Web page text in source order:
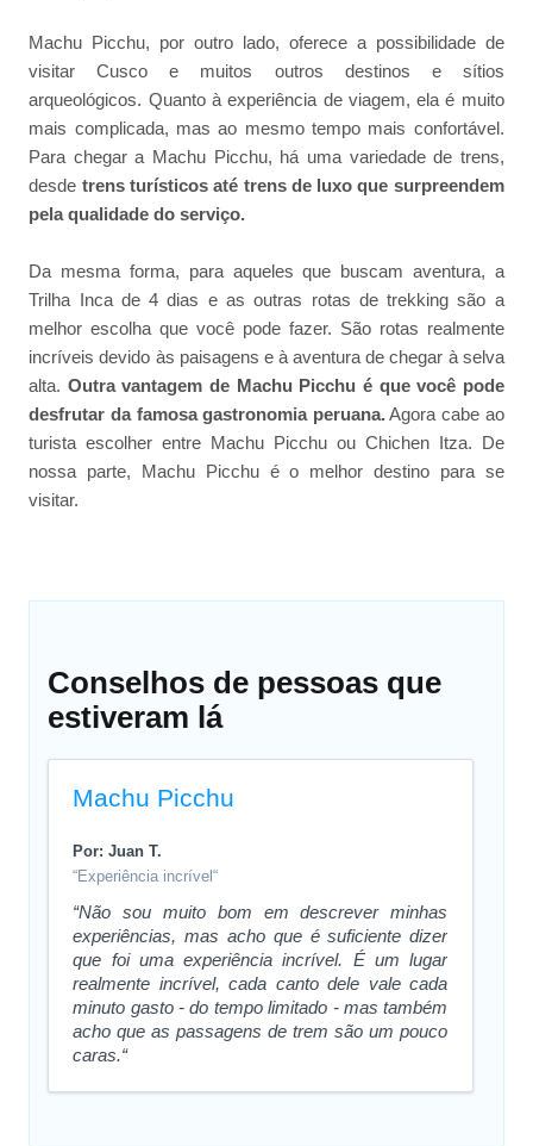
Machu Picchu, por outro lado, oferece a possibilidade de
visitar Cusco e muitos outros destinos e sítios
arqueológicos. Quanto à experiência de viagem, ela é muito
mais complicada, mas ao mesmo tempo mais confortável.
Para chegar a Machu Picchu, há uma variedade de trens,
desde trens turísticos até trens de luxo que surpreendem
pela qualidade do serviço.
Da mesma forma, para aqueles que buscam aventura, a
Trilha Inca de 4 dias e as outras rotas de trekking são a
melhor escolha que você pode fazer. São rotas realmente
incríveis devido às paisagens e à aventura de chegar à selva
alta. Outra vantagem de Machu Picchu é que você pode
desfrutar da famosa gastronomia peruana.Agora cabe ao
turista escolher entre Machu Picchu ou Chichen Itza. De
nossa parte, Machu Picchu é o melhor destino para se
visitar.
Conselhos de pessoas que
estiveram lá
Machu Picchu
Por: Juan T.
“Experiência incrível“
“Não sou muito bom em descrever minhas
experiências, mas acho que é suficiente dizer
que foi uma experiência incrível. É um lugar
realmente incrível, cada canto dele vale cada
minuto gasto - do tempo limitado - mas também
acho que as passagens de trem são um pouco
caras.“